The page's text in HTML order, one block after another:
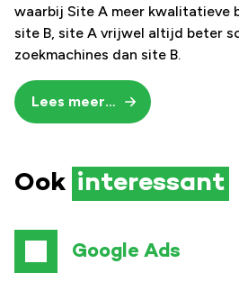
waarbij Site A meer kwalitatieve
site B, site A vrijwel altijd beter
zoekmachines dan site B.
Lees meer…
Ook interessant
Google Ads